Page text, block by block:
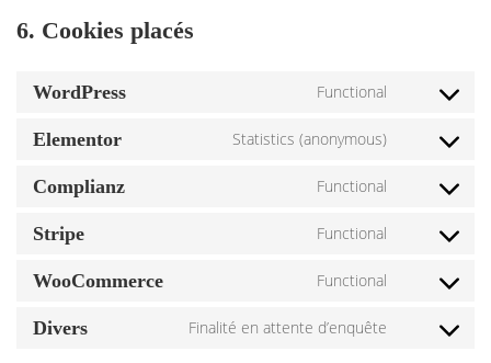
6. Cookies placés
WordPress Functional
Elementor Statistics (anonymous)
Complianz Functional
Stripe Functional
WooCommerce Functional
Divers Finalité en attente d’enquête